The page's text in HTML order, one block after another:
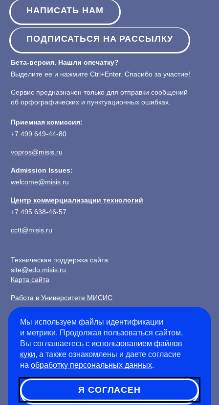
НАПИСАТЬ НАМ
ПОДПИСАТЬСЯ НА РАССЫЛКУ
Бета-версия. Нашли опечатку?
Выделите ее и нажмите Ctrl+Enter. Спасибо за участие!
Сервис предназначен только для отправки сообщений
об орфографических и пунктуационных ошибках.
Приемная комиссия:
+7 499 649-44-80
vopros@misis.ru
Admission Issues:
welcome@misis.ru
Центр коммерциализации технологий
+7 495 638-46-57
cctt@misis.ru
Техническая поддержка сайта:
site@edu.misis.ru
Карта сайта
Работа в Университете МИСИС
Сведения об образовательной организации
Информация о закупках
Противодействие коррупции
Политика конфиденциальности
2026 Университет науки и технологий МИСИС
Мы используем файлы идентификации
и метрики. Продолжая пользоваться сайтом,
Вы соглашаетесь с использованием файлов
куки, а также ознакомлены и даете согласие
на обработку персональных данных.
Я СОГЛАСЕН